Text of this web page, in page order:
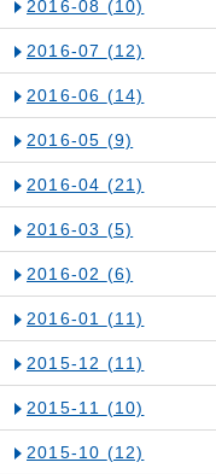
2016-08 (10)
2016-07 (12)
2016-06 (14)
2016-05 (9)
2016-04 (21)
2016-03 (5)
2016-02 (6)
2016-01 (11)
2015-12 (11)
2015-11 (10)
2015-10 (12)